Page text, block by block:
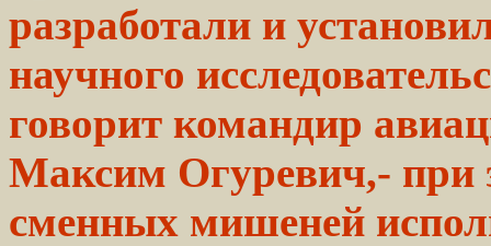
разработали и
научного
говорит командир
Максим Огуревич,- при
сменных мишеней